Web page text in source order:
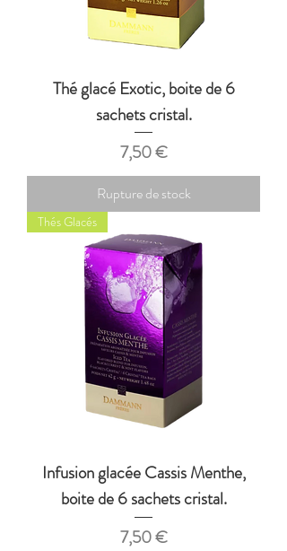
Thé glacé Exotic, boite de 6
sachets cristal.
Prix
7,50 €
Rupture de stock
Thés Glacés
Infusion glacée Cassis Menthe,
boite de 6 sachets cristal.
Prix
7,50 €